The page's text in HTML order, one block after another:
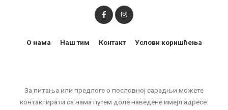
За питања или предлоге о пословној сарадњи можете
контактирати са нама путем доле наведене имејл адресе:
О нама Наш тим Контакт Услови коришћења